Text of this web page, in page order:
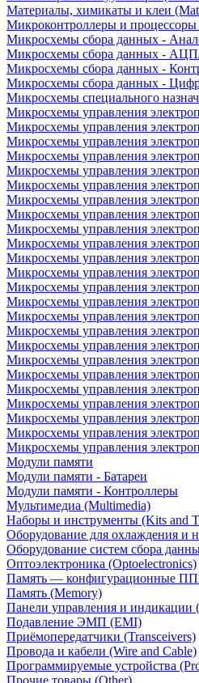
Материалы, химикаты и клеи
Микроконтроллеры и процессоры
Микросхемы сбора данных -
Микросхемы сбора данных -
Микросхемы сбора данных -
Микросхемы сбора данных -
Микросхемы специального
Микросхемы управления
Микросхемы управления
Микросхемы управления
Микросхемы управления
Микросхемы управления
Микросхемы управления
Микросхемы управления
Микросхемы управления
Микросхемы управления
Микросхемы управления
Микросхемы управления
Микросхемы управления
Микросхемы управления
Микросхемы управления
Микросхемы управления
Микросхемы управления
Микросхемы управления
Микросхемы управления
Микросхемы управления
Микросхемы управления
Микросхемы управления
Микросхемы управления
Микросхемы управления
Микросхемы управления
Модули памяти
Модули памяти - Батареи
Модули памяти - Контроллеры
Мультимедиа (Multimedia)
Наборы и инструменты (Kits and
Оборудование для охлаждения и
Оборудование систем сбора
Оптоэлектроника (Optoelectronics)
Память — конфигурационные
Память (Memory)
Панели управления и индикации
Подавление ЭМП (EMI)
Приёмопередатчики (Transceivers)
Провода и кабели (Wire and Cable)
Программируемые устройства
Прочие товары (Other)